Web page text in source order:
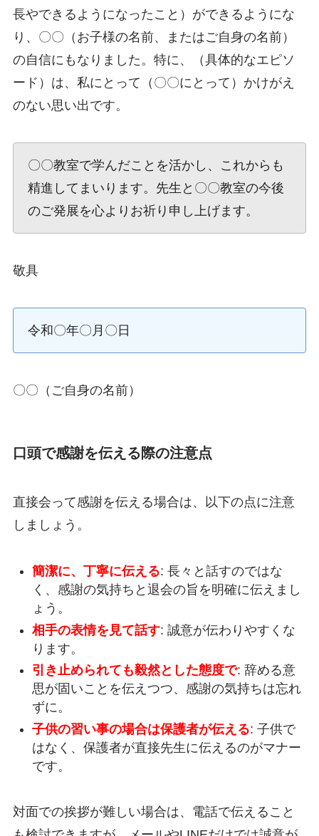
長やできるようになったこと）ができるようにな
り、〇〇（お子様の名前、またはご自身の名前）
の自信にもなりました。特に、（具体的なエピソ
ード）は、私にとって（〇〇にとって）かけがえ
のない思い出です。
〇〇教室で学んだことを活かし、これからも
精進してまいります。先生と〇〇教室の今後
のご発展を心よりお祈り申し上げます。
敬具
令和〇年〇月〇日
〇〇（ご自身の名前）
口頭で感謝を伝える際の注意点
直接会って感謝を伝える場合は、以下の点に注意
しましょう。
簡潔に、丁寧に伝える: 長々と話すのではな
く、感謝の気持ちと退会の旨を明確に伝えまし
ょう。
相手の表情を見て話す: 誠意が伝わりやすくな
ります。
引き止められても毅然とした態度で: 辞める意
思が固いことを伝えつつ、感謝の気持ちは忘れ
ずに。
子供の習い事の場合は保護者が伝える: 子供で
はなく、保護者が直接先生に伝えるのがマナー
です。
対面での挨拶が難しい場合は、電話で伝えること